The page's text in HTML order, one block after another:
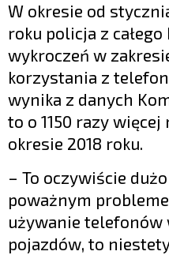
W okresie od
roku policja z
wykroczeń w
korzystania z
wynika z danych
to o 1150 razy
okresie 2018 roku.
– To oczywiście
poważnym
używanie telefonów
pojazdów, to